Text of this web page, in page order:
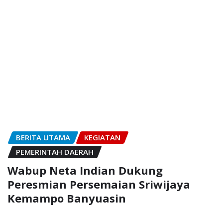
BERITA UTAMA
KEGIATAN
PEMERINTAH DAERAH
Wabup Neta Indian Dukung
Peresmian Persemaian Sriwijaya
Kemampo Banyuasin